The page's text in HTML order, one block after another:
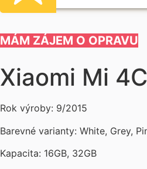
MÁM ZÁJEM O OPRAVU
Xiaomi Mi 4C
Rok výroby: 9/2015
Barevné varianty: White, Grey,
Kapacita: 16GB, 32GB